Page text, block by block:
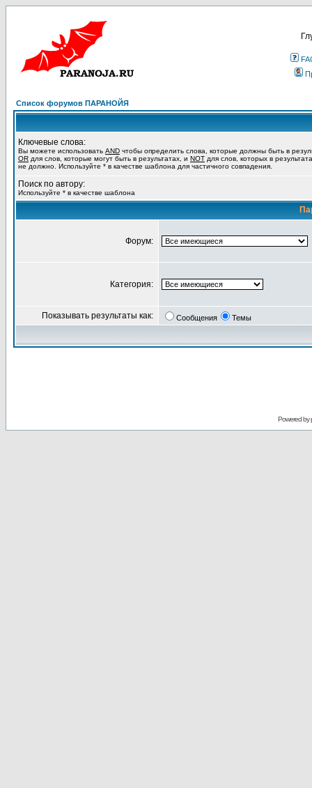
Список форумов ПАРАНОЙЯ
Ключевые слова:
Вы можете использовать AND чтобы определить слова, которые должны быть в
OR для слов, которые могут быть в результатах, и NOT для слов, которых в
не должно. Используйте * в качестве шаблона для частичного совпадения.
Поиск по автору:
Используйте * в качестве шаблона
Форум:
Категория:
Показывать результаты как: Сообщения Темы
Powered by